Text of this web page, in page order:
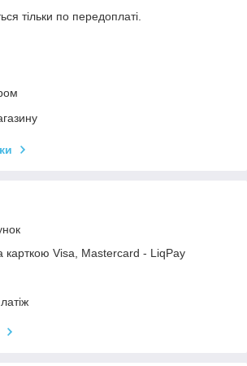
тільки по передоплаті.
карткою Visa, Mastercard - LiqPay